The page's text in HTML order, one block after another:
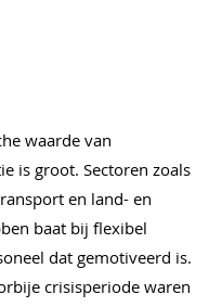
waarde van
is groot. Sectoren zoals
en land- en
baat bij flexibel
dat gemotiveerd is.
crisisperiode waren